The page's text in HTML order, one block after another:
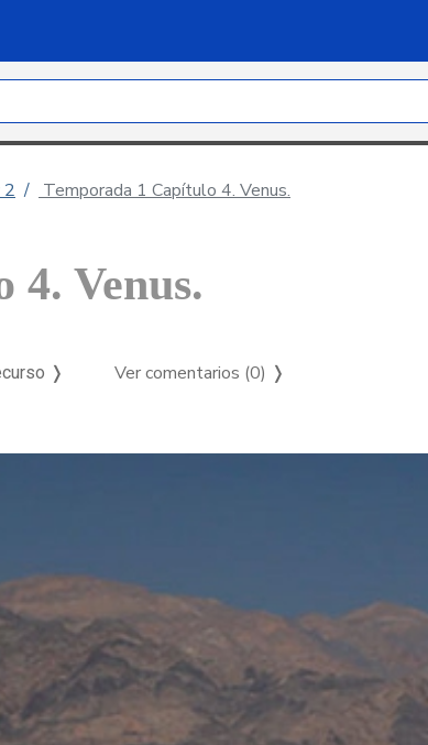
2 Temporada 1 Capítulo 4. Venus.
4. Venus.
❭ Ver comentarios (0) ❭